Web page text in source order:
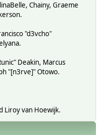
Chainy, Graeme
"d3vcho"
Deakin, Marcus
"[n3rve]" Otowo.
Liroy van Hoewijk.